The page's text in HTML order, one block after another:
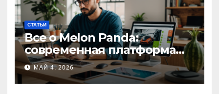
СТАТЬИ
Все о Melon Panda:
современная платформа
для творческих
профессионалов и
любителей
МАЙ 4, 2026